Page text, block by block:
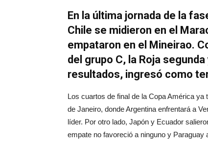
En la última jornada de la
Chile se midieron en el
empataron en el Mineirao.
del grupo C, la Roja
resultados, ingresó como
Los cuartos de final de la Copa América
de Janeiro, donde Argentina enfrentará a
líder. Por otro lado, Japón y Ecuador
empate no favoreció a ninguno y